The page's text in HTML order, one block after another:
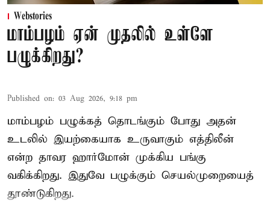
Webstories
மாம்பழம் ஏன் முதலில் உள்ளே
பழுக்கிறது?
Published on: 03 Aug 2026, 9:18 pm
மாம்பழம் பழுக்கத் தொடங்கும் போது அதன்
உடலில் இயற்கையாக உருவாகும் எத்திலீன்
என்ற தாவர ஹார்மோன் முக்கிய பங்கு
வகிக்கிறது. இதுவே பழுக்கும் செயல்முறையைத்
தூண்டுகிறது.